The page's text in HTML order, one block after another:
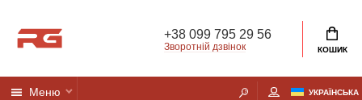
+38 099 795 29 56
Зворотній дзвінок КОШИК
Меню УКРАЇНСЬКА